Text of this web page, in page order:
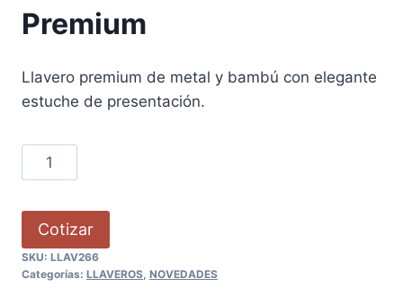
Premium
Llavero premium de metal y bambú con elegante
estuche de presentación.
Cotizar
SKU: LLAV266
Categorías: LLAVEROS, NOVEDADES